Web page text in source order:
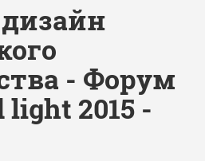
- Форум
light 2015 -